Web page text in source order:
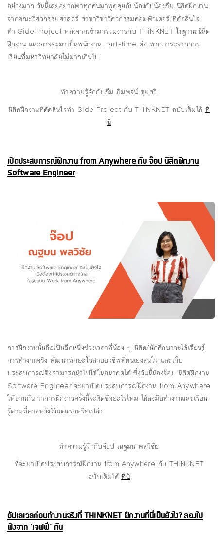
อย่างมาก วันนี้เลยอยากพาทุกคนมาพูดคุยกับน้องกับน้องภีม นิสิตฝึกงาน
จากคณะวิศวกรรมศาสตร์ สาขาวิชาวิศวกรรมคอมพิวเตอร์ ที่ตัดสินใจ
ทำ Side Project หลังจากเข้ามาร่วมงานกับ THiNKNET ในฐานะนิสิต
ฝึกงาน และอาจจะมาเป็นพนักงาน Part-time ต่อ หากภาระจากการ
เรียนที่มหาวิทยาลัยไม่มากเกินไป
ทำความรู้จักกับภีม ภีมพจน์ ชุมสวี
นิสิตฝึกงานที่ตัดสินใจทำ Side Project กับ THiNKNET ฉบับเต็มได้ ที่
นี่
เปิดประสบการณ์ฝึกงาน from Anywhere กับ จ๊อป นิสิตฝึกงาน
Software Engineer
การฝึกงานนั้นถือเป็นอีกหนึ่งช่วงเวลาที่น้อง ๆ นิสิต/นักศึกษาจะได้เรียนรู้
การทำงานจริง พัฒนาทักษะในสายอาชีพที่ตนเองสนใจ และเก็บ
ประสบการณ์ซึ่งสามารถนำไปใช้ในอนาคตได้ ซึ่งวันนี้น้องจ๊อป นิสิตฝึกงาน
Software Engineer จะมาเปิดประสบการณ์ฝึกงาน from Anywhere
ให้อ่านกัน ว่าการฝึกงานครั้งนี้จะติดขัดอะไรไหม ได้ลงมือทำงานและเรียน
รู้ตามที่คาดหวังไว้แต่แรกหรือเปล่า
ทำความรู้จักกับจ๊อป ณฐมน พลวิชัย
ที่จะมาเปิดประสบการณ์ฝึกงาน from Anywhere กับ THiNKNET
ฉบับเต็มได้ที่นี่
อัปเลเวลก่อนทำงานจริงที่ THiNKNET ฝึกงานที่นี่เป็นยังไง? ลองไป
ฟังจาก 'เจฟฟี่' กัน